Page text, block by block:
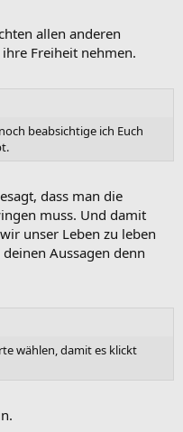
allen anderen
Freiheit nehmen.
beabsichtige ich Euch
dass man die
muss. Und damit
unser Leben zu leben
Aussagen denn
wählen, damit es klickt